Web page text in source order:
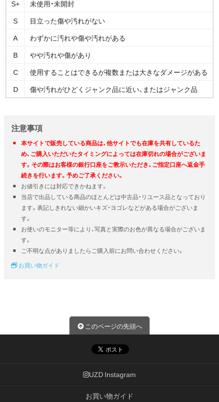
S+
未使用・未開封
S
目立った傷や汚れがない
A
わずかに汚れや傷や汚れがある
B
やや汚れや傷があり
C
使用することはできるが複数または大きなダメージがある
D
傷や汚れがひどくジャンク品に近い、またはジャンク品
注意事項
本サイトで販売している商品は、他サイトでも在庫を共有しているた
め、ご購入いただいたタイミングによっては在庫切れの場合がございま
す。その際はお客様の銀行口座をご教示いただき、ご指定口座へ返金手
続きを行います。予めご了承ください。
お値引きには対応できかねます。
当店で出品している商品のほとんどは中古品・リユース品となっており
ます。表記しきれない細かいキズ・ヨゴレなどがある場合がございま
す。
お使いのモニター等により、写真と実際のお色が異なる場合がございま
す。
ご不明な点がありましたらご購入前にお問い合わせください。
お買い物ガイド
このページの先頭へ
UZD Instagram
お買い物ガイド